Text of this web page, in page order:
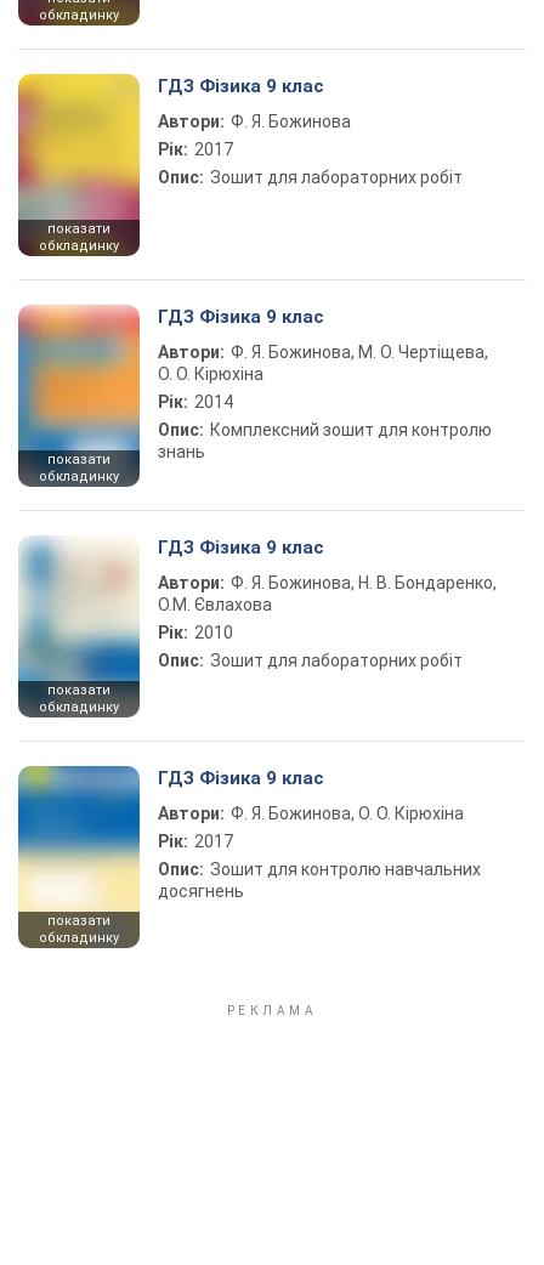
обкладинку
показати
обкладинку
ГДЗ Фізика 9 клас
Автори: Ф. Я. Божинова
Рік: 2017
Опис:
Зошит для лабораторних робіт
показати
обкладинку
ГДЗ Фізика 9 клас
Автори: Ф. Я. Божинова, М. О. Чертіщева,
О. О. Кірюхіна
Рік: 2014
Опис: Комплексний зошит для контролю
знань
показати
обкладинку
ГДЗ Фізика 9 клас
Автори: Ф. Я. Божинова, Н. В. Бондаренко,
О.М. Євлахова
Рік: 2010
Опис: Зошит для лабораторних робіт
показати
обкладинку
ГДЗ Фізика 9 клас
Автори: Ф. Я. Божинова, О. О. Кірюхіна
Рік: 2017
Опис: Зошит для контролю навчальних
досягнень